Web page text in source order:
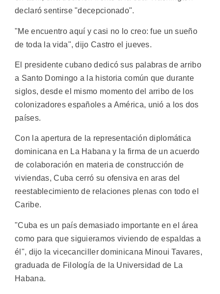
declaró sentirse "decepcionado".
"Me encuentro aquí y casi no lo creo: fue un sueño
de toda la vida", dijo Castro el jueves.
El presidente cubano dedicó sus palabras de arribo
a Santo Domingo a la historia común que durante
siglos, desde el mismo momento del arribo de los
colonizadores españoles a América, unió a los dos
países.
Con la apertura de la representación diplomática
dominicana en La Habana y la firma de un acuerdo
de colaboración en materia de construcción de
viviendas, Cuba cerró su ofensiva en aras del
reestablecimiento de relaciones plenas con todo el
Caribe.
"Cuba es un país demasiado importante en el área
como para que siguieramos viviendo de espaldas a
él", dijo la vicecanciller dominicana Minoui Tavares,
graduada de Filología de la Universidad de La
Habana.